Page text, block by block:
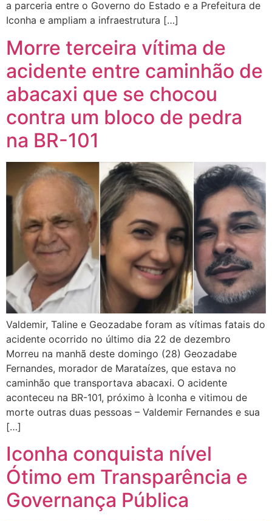
a parceria entre o Governo do Estado e a Prefeitura de
Iconha e ampliam a infraestrutura […]
Morre terceira vítima de
acidente entre caminhão de
abacaxi que se chocou
contra um bloco de pedra
na BR-101
Valdemir, Taline e Geozadabe foram as vítimas fatais do
acidente ocorrido no último dia 22 de dezembro
Morreu na manhã deste domingo (28) Geozadabe
Fernandes, morador de Marataízes, que estava no
caminhão que transportava abacaxi. O acidente
aconteceu na BR-101, próximo à Iconha e vitimou de
morte outras duas pessoas – Valdemir Fernandes e sua
[…]
Iconha conquista nível
Ótimo em Transparência e
Governança Pública